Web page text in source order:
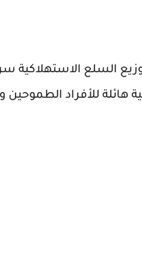
السلع الاستهلاكية
هائلة للأفراد